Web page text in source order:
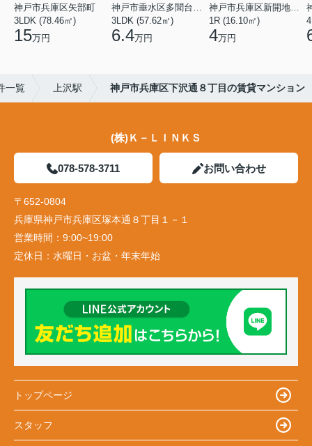
神戸市兵庫区矢部町
3LDK (78.46㎡)
15万円
神戸市垂水区多聞台２丁目
3LDK (57.62㎡)
6.4万円
神戸市兵庫区新開地１丁目
1R (16.10㎡)
4万円
一覧 上沢駅 神戸市兵庫区下沢通８丁目の賃貸マンション
(株)Ｋ－ＬＩＮＫＳ
078-578-3711 お問い合わせ
〒652-0804
兵庫県神戸市兵庫区塚本通８丁目１－１
営業時間： 9:00~19:00
定休日： 水曜日・お盆・年末年始
トップページ
スタッフ